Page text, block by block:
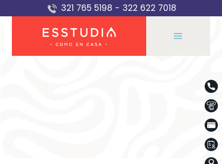
al
321 765 5198 - 322 622 7018